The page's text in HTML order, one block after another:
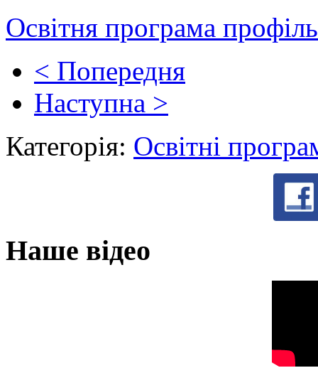
Освітня програма
< Попередня
Наступна >
Категорія: Освітні
Наше відео